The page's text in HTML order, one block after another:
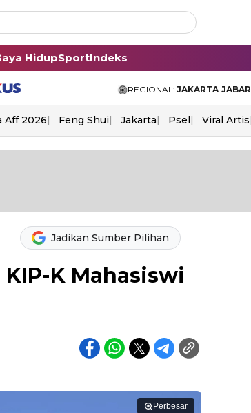
HidupSportIndeks
REGIONAL: JAKARTA JABAR
Aff 2026 Feng Shui Jakarta Psel Viral Artis
Jadikan Sumber Pilihan
K Mahasiswi
Perbesar